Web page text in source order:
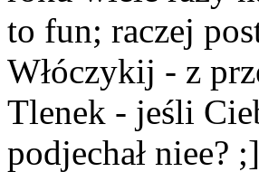
to fun; raczej
Włóczykij - z
Tlenek - jeśli
podjechał niee? ;]